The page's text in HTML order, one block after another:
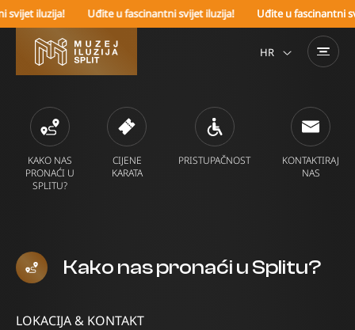
iluzija! Uđite u fascinantni svijet iluzija! Uđite u fascinantni
HR
KAKO NAS
PRONAĆI U
SPLITU?
CIJENE
KARATA
PRISTUPAČNOST
KONTAKTIRAJ
NAS
Kako nas pronaći u Splitu?
LOKACIJA & KONTAKT